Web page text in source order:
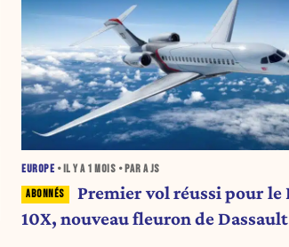
EUROPE • IL Y A 1 MOIS • PAR A JS
Premier vol réussi pour le
10X, nouveau fleuron de Dassault